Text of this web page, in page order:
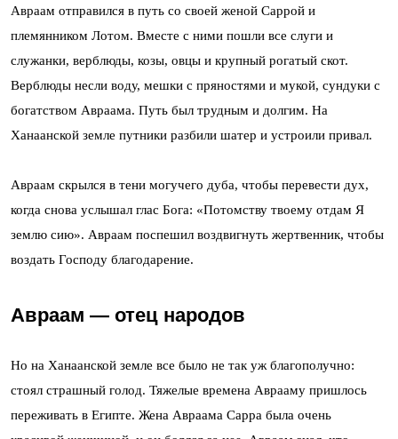
Авраам отправился в путь со своей женой Саррой и
племянником Лотом. Вместе с ними пошли все слуги и
служанки, верблюды, козы, овцы и крупный рогатый скот.
Верблюды несли воду, мешки с пряностями и мукой, сундуки с
богатством Авраама. Путь был трудным и долгим. На
Ханаанской земле путники разбили шатер и устроили привал.
Авраам скрылся в тени могучего дуба, чтобы перевести дух,
когда снова услышал глас Бога: «Потомству твоему отдам Я
землю сию». Авраам поспешил воздвигнуть жертвенник, чтобы
воздать Господу благодарение.
Авраам — отец народов
Но на Ханаанской земле все было не так уж благополучно:
стоял страшный голод. Тяжелые времена Аврааму пришлось
переживать в Египте. Жена Авраама Сарра была очень